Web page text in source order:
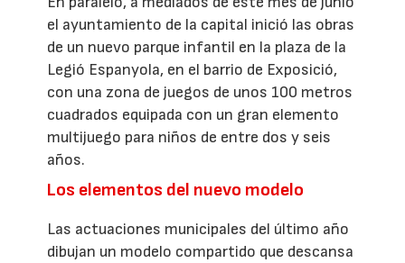
el ayuntamiento de la capital inició las obras
de un nuevo parque infantil en la plaza de la
Legió Espanyola, en el barrio de Exposició,
con una zona de juegos de unos 100 metros
cuadrados equipada con un gran elemento
multijuego para niños de entre dos y seis
años.
Los elementos del nuevo modelo
Las actuaciones municipales del último año
dibujan un modelo compartido que descansa